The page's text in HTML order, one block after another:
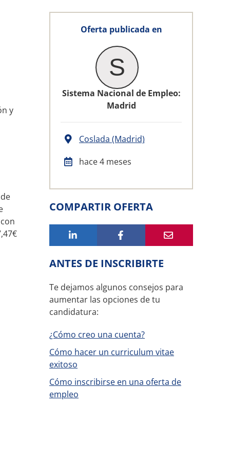
y
Oferta publicada en
S
Sistema Nacional de Empleo:
Madrid
Coslada (Madrid)
hace 4 meses
COMPARTIR OFERTA
ANTES DE INSCRIBIRTE
Te dejamos algunos consejos para
aumentar las opciones de tu
candidatura:
¿Cómo creo una cuenta?
Cómo hacer un curriculum vitae
exitoso
Cómo inscribirse en una oferta de
empleo